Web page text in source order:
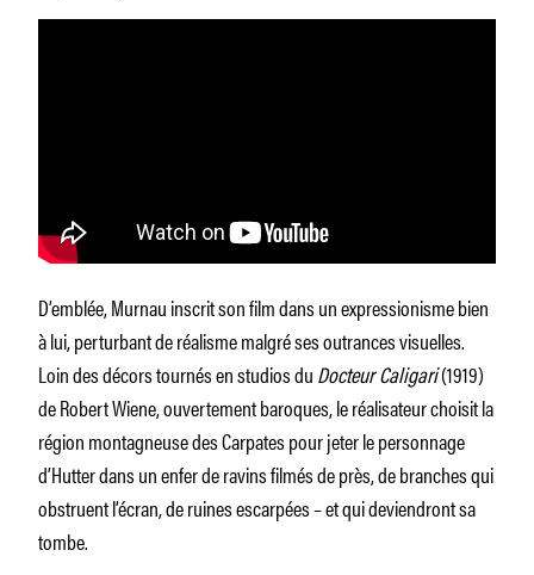
D’emblée, Murnau inscrit son film dans un expressionisme bien
à lui, perturbant de réalisme malgré ses outrances visuelles.
Loin des décors tournés en studios duDocteur Caligari(1919)
de Robert Wiene, ouvertement baroques, le réalisateur choisit la
région montagneuse des Carpates pour jeter le personnage
d’Hutter dans un enfer de ravins filmés de près, de branches qui
obstruent l’écran, de ruines escarpées – et qui deviendront sa
tombe.